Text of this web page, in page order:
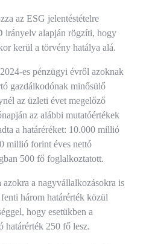
az ESG jelentéstételre
irányelv alapján rögzíti, hogy
kerül a törvény hatálya alá.
es pénzügyi évről azoknak
gazdálkodónak minősülő
az üzleti évet megelőző
az alábbi mutatóértékek
a határéréket: 10.000 millió
millió forint éves nettó
500 fő foglalkoztatott.
a nagyvállalkozásokra is
három határérték közül
hogy esetükben a
határérték 250 fő lesz.